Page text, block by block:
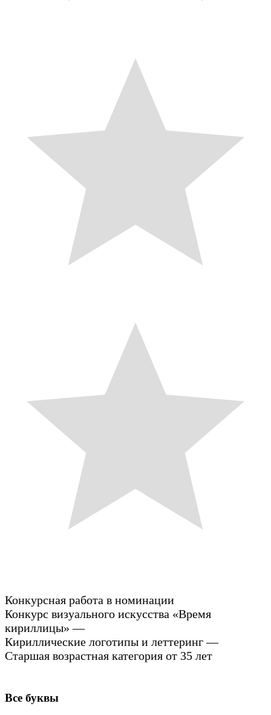
Конкурсная работа в номинации
Конкурс визуального искусства «Время
кириллицы» —
Кириллические логотипы и леттеринг —
Старшая возрастная категория от 35 лет
Все буквы